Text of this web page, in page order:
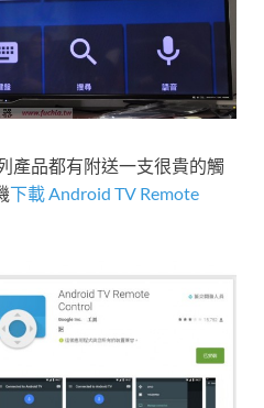
產品都有附送一支很貴的觸
下載 Android TV Remote